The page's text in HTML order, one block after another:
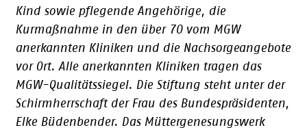
Kind sowie pflegende Angehörige, die
Kurmaßnahme in den über 70 vom MGW
anerkannten Kliniken und die Nachsorgeangebote
vor Ort. Alle anerkannten Kliniken tragen das
MGW-Qualitätssiegel. Die Stiftung steht unter der
Schirmherrschaft der Frau des Bundespräsidenten,
Elke Büdenbender. Das Müttergenesungswerk